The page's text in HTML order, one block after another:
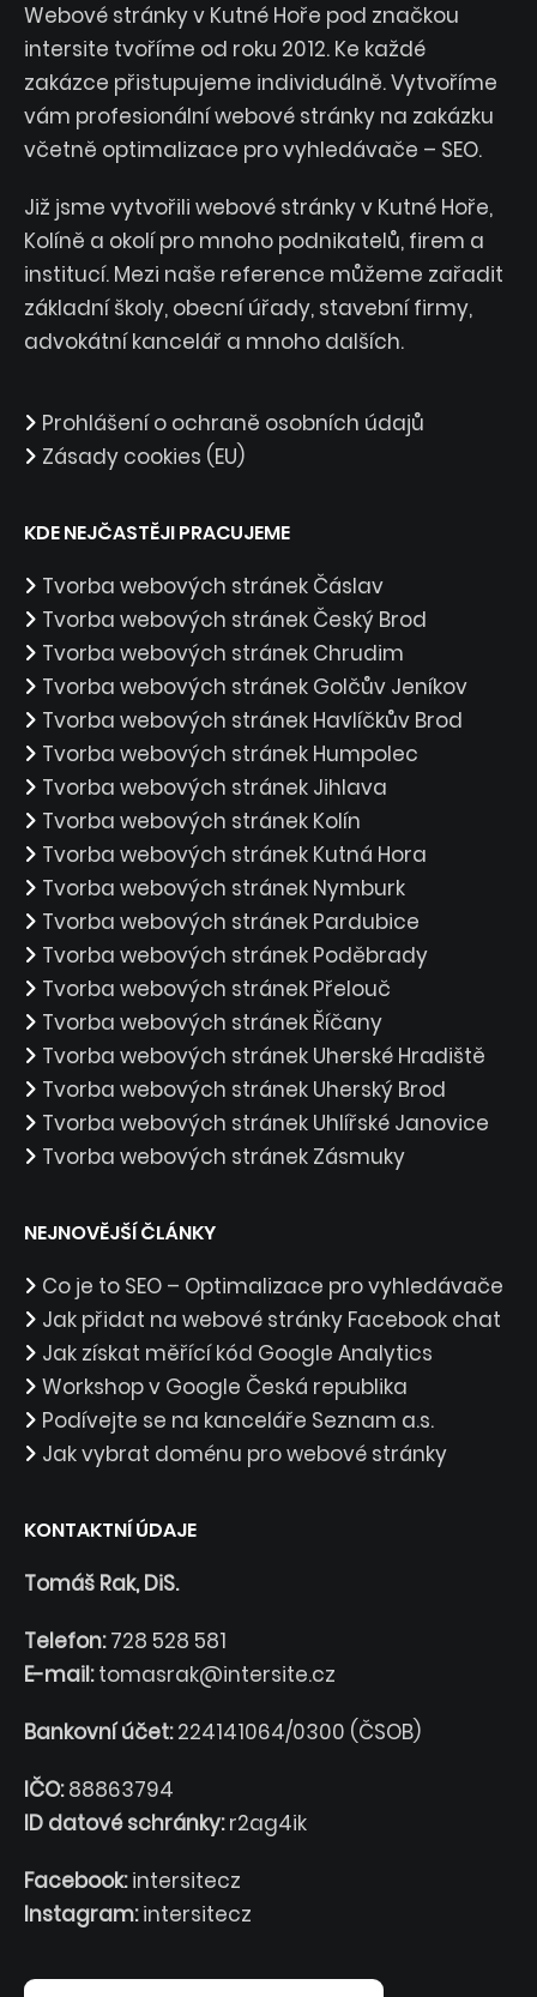
Webové stránky v Kutné Hoře pod značkou
intersite tvoříme od roku 2012. Ke každé
zakázce přistupujeme individuálně. Vytvoříme
vám profesionální webové stránky na zakázku
včetně optimalizace pro vyhledávače – SEO.
Již jsme vytvořili webové stránky v Kutné Hoře,
Kolíně a okolí pro mnoho podnikatelů, firem a
institucí. Mezi naše reference můžeme zařadit
základní školy, obecní úřady, stavební firmy,
advokátní kancelář a mnoho dalších.
Prohlášení o ochraně osobních údajů
Zásady cookies (EU)
KDE NEJČASTĚJI PRACUJEME
Tvorba webových stránek Čáslav
Tvorba webových stránek Český Brod
Tvorba webových stránek Chrudim
Tvorba webových stránek Golčův Jeníkov
Tvorba webových stránek Havlíčkův Brod
Tvorba webových stránek Humpolec
Tvorba webových stránek Jihlava
Tvorba webových stránek Kolín
Tvorba webových stránek Kutná Hora
Tvorba webových stránek Nymburk
Tvorba webových stránek Pardubice
Tvorba webových stránek Poděbrady
Tvorba webových stránek Přelouč
Tvorba webových stránek Říčany
Tvorba webových stránek Uherské Hradiště
Tvorba webových stránek Uherský Brod
Tvorba webových stránek Uhlířské Janovice
Tvorba webových stránek Zásmuky
NEJNOVĚJŠÍ ČLÁNKY
Co je to SEO – Optimalizace pro vyhledávače
Jak přidat na webové stránky Facebook chat
Jak získat měřící kód Google Analytics
Workshop v Google Česká republika
Podívejte se na kanceláře Seznam a.s.
Jak vybrat doménu pro webové stránky
KONTAKTNÍ ÚDAJE
Tomáš Rak, DiS.
Telefon: 728 528 581
E-mail: tomasrak@intersite.cz
Bankovní účet:224141064/0300 (ČSOB)
IČO:88863794
ID datové schránky:r2ag4ik
Facebook: intersitecz
Instagram: intersitecz